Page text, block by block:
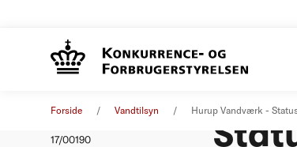
Forside Vandtilsyn Hurup Vandværk -
17/00190